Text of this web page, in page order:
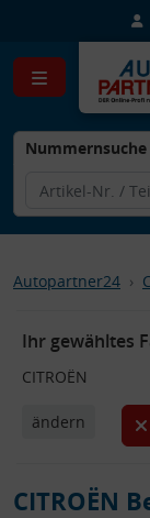
Nummernsuche
Autopartner24
Ihr gewähltes
CITROËN
ändern
CITROËN